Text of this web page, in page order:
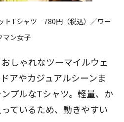
トTシャツ 780円（税込）／ワー
マン女子
しゃれなツーマイルウェ
アやカジュアルシーンま
プルなTシャツ。軽量、か
ているため、動きやすい